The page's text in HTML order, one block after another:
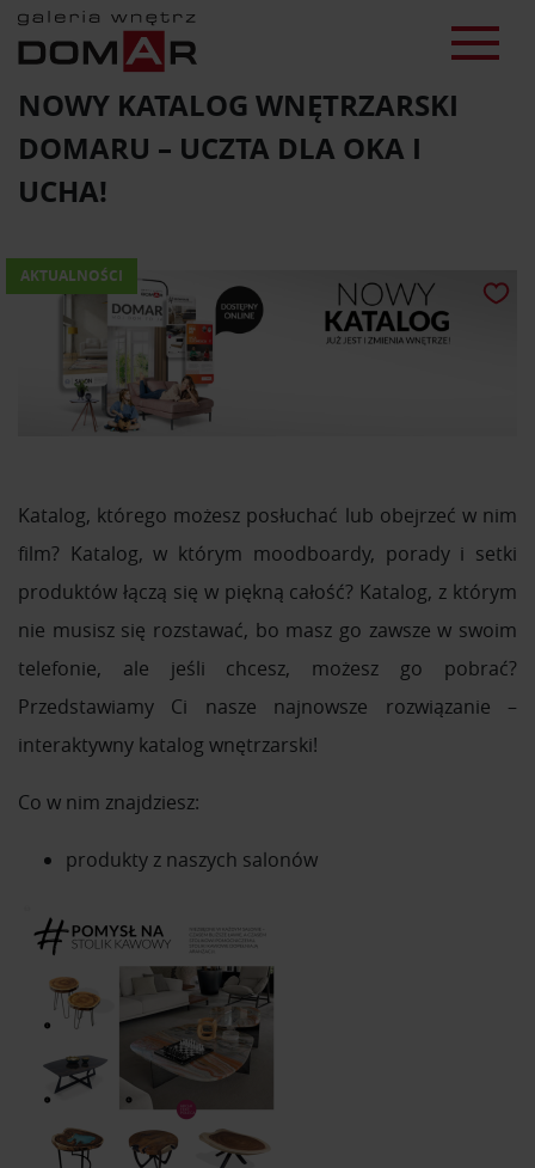
NOWY KATALOG WNĘTRZARSKI
DOMARU – UCZTA DLA OKA I
UCHA!
AKTUALNOŚCI
Katalog, którego możesz posłuchać lub obejrzeć w nim
film? Katalog, w którym moodboardy, porady i setki
produktów łączą się w piękną całość? Katalog, z którym
nie musisz się rozstawać, bo masz go zawsze w swoim
telefonie, ale jeśli chcesz, możesz go pobrać?
Przedstawiamy Ci nasze najnowsze rozwiązanie –
interaktywny katalog wnętrzarski!
Co w nim znajdziesz:
produkty z naszych salonów